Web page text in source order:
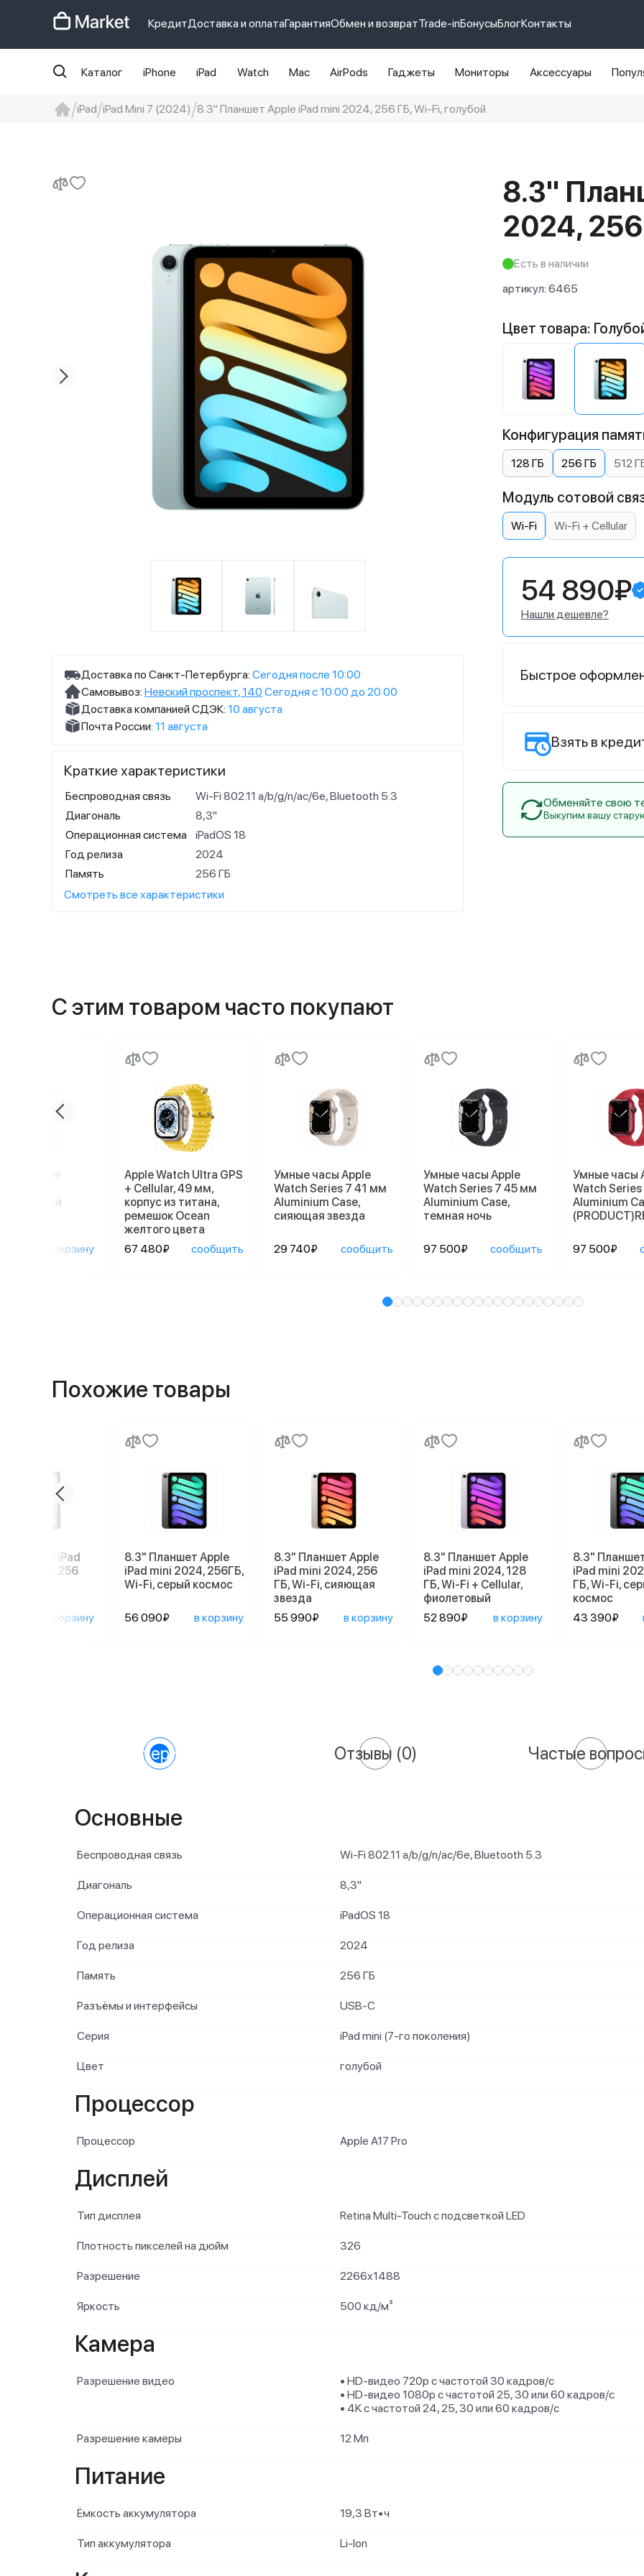
КредитДоставка и оплатаГарантияОбмен и возвратTrade-inБонусыБлогКонтакты
Каталог iPhone iPad Watch Mac AirPods Гаджеты Мониторы Аксессуары
iPad iPad Mini 7 (2024) 8.3" Планшет Apple iPad mini 2024, 256 ГБ, Wi-Fi, голубой
8.3"
2024, 256
Есть в наличии
артикул: 6465
Доставка по Санкт-Петербурга: Сегодня после 10:00
Самовывоз: Невский проспект, 140 Сегодня с 10:00 до 20:00
Доставка компанией СДЭК: 10 августа
Почта России: 11 августа
Краткие характеристики
Беспроводная связь
Wi-Fi 802.11 a/b/g/n/ac/6e, Bluetooth 5.3
Диагональ
8,3"
Операционная система
iPadOS 18
Год релиза
2024
Память
256 ГБ
Смотреть все характеристики
Цвет товара:
Конфигурация
128 ГБ 256 ГБ 512
Модуль сотовой
Wi-Fi Wi-Fi + Cellular
54 890₽
Нашли дешевле?
Быстрое
Взять в
Обменяйте свою
Выкупим вашу
С этим товаром часто покупают
Apple
белый
в корзину
Apple Watch Ultra GPS
+ Cellular, 49 мм,
корпус из титана,
ремешок Ocean
желтого цвета
67 480₽
сообщить
Умные часы Apple
Watch Series 7 41 мм
Aluminium Case,
сияющая звезда
29 740₽ сообщить
Умные часы Apple
Watch Series 7 45 мм
Aluminium Case,
темная ночь
97 500₽ сообщить
Умные часы
Watch
Aluminium
97 500₽
Похожие товары
Apple iPad
2026 M4, 256
в корзину
8.3" Планшет Apple
iPad mini 2024, 256ГБ,
Wi-Fi, серый космос
56 090₽ в корзину
8.3" Планшет Apple
iPad mini 2024, 256
ГБ, Wi-Fi, сияющая
звезда
55 990₽
в корзину
8.3" Планшет Apple
iPad mini 2024, 128
ГБ, Wi-Fi + Cellular,
фиолетовый
52 890₽
в корзину
8.3"
iPad mini
ГБ, Wi-Fi,
космос
43 390₽
Характеристики Отзывы (0) Частые
Основные
Беспроводная связь Wi-Fi 802.11 a/b/g/n/ac/6e, Bluetooth 5.3
Диагональ 8,3"
Операционная система iPadOS 18
Год релиза 2024
Память 256 ГБ
Разъёмы и интерфейсы USB‑C
Серия iPad mini (7-го поколения)
Цвет голубой
Процессор
Процессор Apple A17 Pro
Дисплей
Тип дисплея Retina Multi-Touch с подсветкой LED
Плотность пикселей на дюйм 326
Разрешение 2266x1488
Яркость 500 кд/м²
Камера
Разрешение видео
• HD-видео 720p с частотой 30 кадров/ с
• HD-видео 1080p с частотой 25, 30 или 60 кадров/ с
• 4K с частотой 24, 25, 30 или 60 кадров/ с
Разрешение камеры 12 Мп
Питание
Ёмкость аккумулятора 19,3 Вт∙ч
Тип аккумулятора Li-Ion